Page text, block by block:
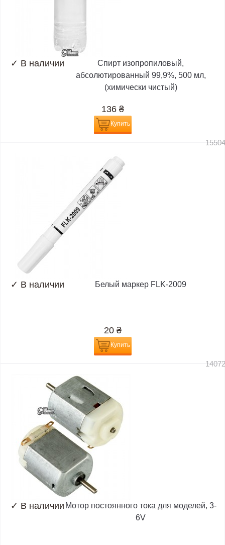
✓ В наличии
Спирт изопропиловый,
абсолютированный 99,9%, 500 мл,
(химически чистый)
136 ₴
Купить
✓ В наличии Белый маркер FLK-2009
20 ₴
Купить
✓ В наличии Мотор постоянного тока для моделей, 3-
6V